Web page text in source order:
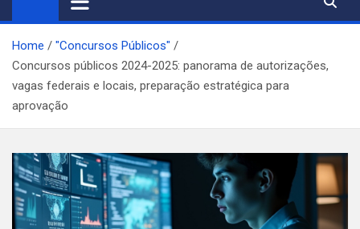
Home
"Concursos Públicos"
Concursos públicos 2024-2025: panorama de autorizações,
vagas federais e locais, preparação estratégica para
aprovação